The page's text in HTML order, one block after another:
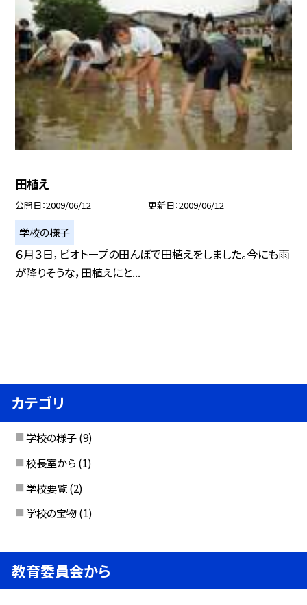
田植え
公開日 2009/06/12 更新日 2009/06/12
学校の様子
６月３日，ビオトープの田んぼで田植えをしました。今にも雨
が降りそうな，田植えにと...
カテゴリ
学校の様子 (9)
校長室から (1)
学校要覧 (2)
学校の宝物 (1)
教育委員会から